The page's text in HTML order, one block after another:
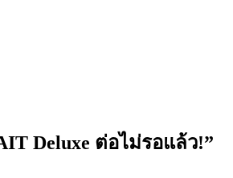
Deluxe ต่อไม่รอแล้ว!”